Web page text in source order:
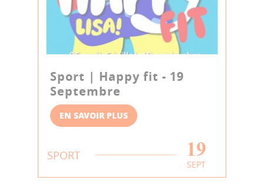
Sport | Happy fit - 19
Septembre
EN SAVOIR PLUS
SPORT 19
SEPT